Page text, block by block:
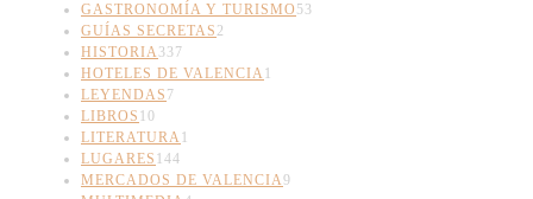
GASTRONOMÍA Y TURISMO 53
GUÍAS SECRETAS 2
HISTORIA337
HOTELES DE VALENCIA1
LEYENDAS 7
LIBROS 10
LITERATURA1
LUGARES 144
MERCADOS DE VALENCIA9